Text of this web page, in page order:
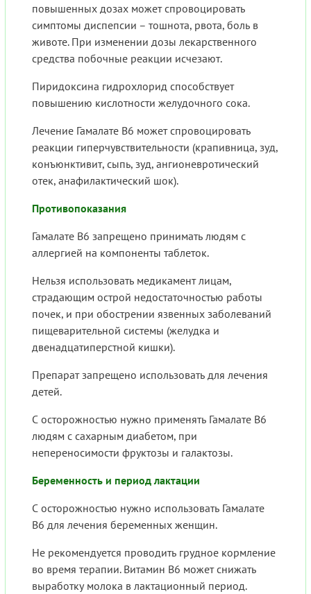
повышенных дозах может спровоцировать
симптомы диспепсии – тошнота, рвота, боль в
животе. При изменении дозы лекарственного
средства побочные реакции исчезают.
Пиридоксина гидрохлорид способствует
повышению кислотности желудочного сока.
Лечение Гамалате В6 может спровоцировать
реакции гиперчувствительности (крапивница, зуд,
конъюнктивит, сыпь, зуд, ангионевротический
отек, анафилактический шок).
Противопоказания
Гамалате В6 запрещено принимать людям с
аллергией на компоненты таблеток.
Нельзя использовать медикамент лицам,
страдающим острой недостаточностью работы
почек, и при обострении язвенных заболеваний
пищеварительной системы (желудка и
двенадцатиперстной кишки).
Препарат запрещено использовать для лечения
детей.
С осторожностью нужно применять Гамалате В6
людям с сахарным диабетом, при
непереносимости фруктозы и галактозы.
Беременность и период лактации
С осторожностью нужно использовать Гамалате
В6 для лечения беременных женщин.
Не рекомендуется проводить грудное кормление
во время терапии. Витамин В6 может снижать
выработку молока в лактационный период.